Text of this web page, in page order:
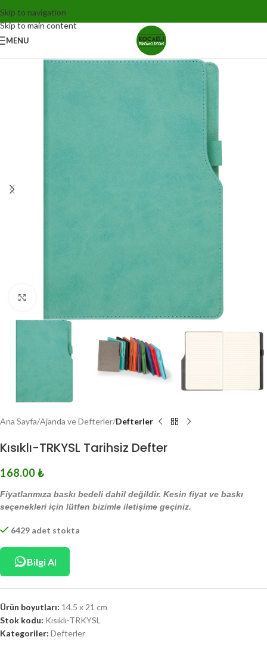
Skip to navigation
Skip to main content
MENU
Click to enlarge
Ana Sayfa Ajanda ve Defterler Defterler
Kısıklı-TRKYSL Tarihsiz Defter
168.00₺
Fiyatlarımıza baskı bedeli dahil değildir. Kesin fiyat ve baskı
seçenekleri için lütfen bizimle iletişime geçiniz.
6429 adet stokta
Bilgi Al
Ürün boyutları: 14.5 x 21 cm
Stok kodu: Kısıklı-TRKYSL
Kategoriler: Defterler